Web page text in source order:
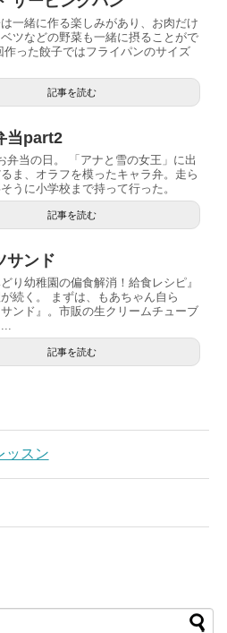
一緒に作る楽しみがあり、お肉だけ
ツなどの野菜も一緒に摂ることがで
作った餃子ではフライパンのサイズ
記事を読む
当part2
弁当の日。 「アナと雪の女王」に出
ま、オラフを模ったキャラ弁。走ら
うに小学校まで持って行った。
記事を読む
サンド
り幼稚園の偏食解消！給食レシピ』
続く。 まずは、もあちゃん自ら
サンド』。市販の生クリームチューブ
記事を読む
ッスン